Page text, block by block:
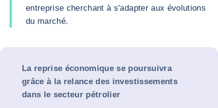
entreprise cherchant à s'adapter aux évolutions
du marché.
La reprise économique se poursuivra
grâce à la relance des investissements
dans le secteur pétrolier